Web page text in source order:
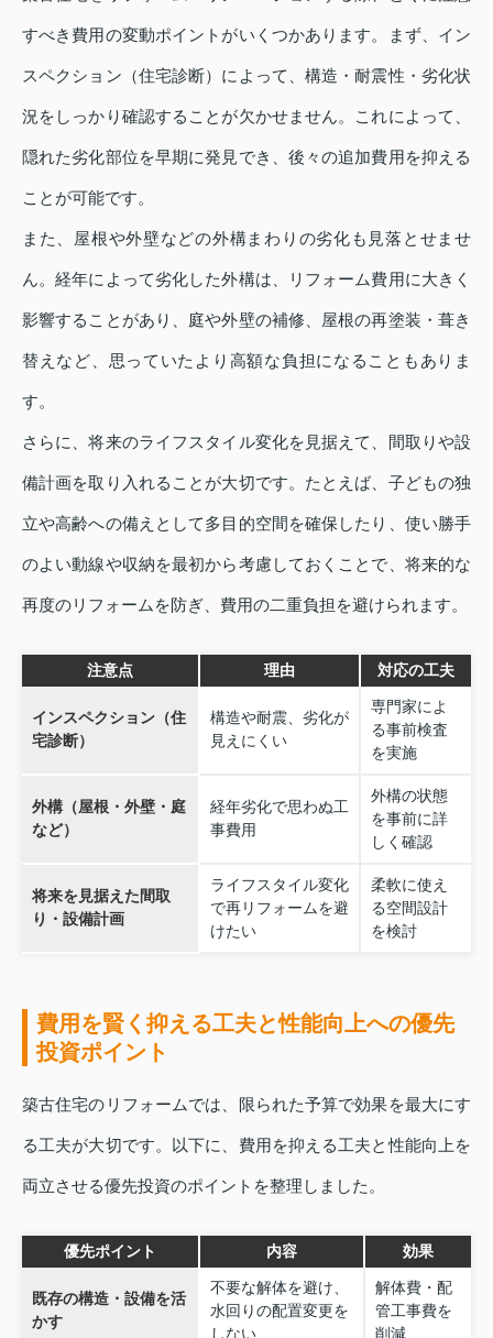
すべき費用の変動ポイントがいくつかあります。まず、イン
スペクション（住宅診断）によって、構造・耐震性・劣化状
況をしっかり確認することが欠かせません。これによって、
隠れた劣化部位を早期に発見でき、後々の追加費用を抑える
ことが可能です。
また、屋根や外壁などの外構まわりの劣化も見落とせませ
ん。経年によって劣化した外構は、リフォーム費用に大きく
影響することがあり、庭や外壁の補修、屋根の再塗装・葺き
替えなど、思っていたより高額な負担になることもありま
す。
さらに、将来のライフスタイル変化を見据えて、間取りや設
備計画を取り入れることが大切です。たとえば、子どもの独
立や高齢への備えとして多目的空間を確保したり、使い勝手
のよい動線や収納を最初から考慮しておくことで、将来的な
再度のリフォームを防ぎ、費用の二重負担を避けられます。
注意点 理由 対応の工夫
インスペクション（住
宅診断）
構造や耐震、劣化が
見えにくい
専門家によ
る事前検査
を実施
外構（屋根・外壁・庭
など）
経年劣化で思わぬ工
事費用
外構の状態
を事前に詳
しく確認
将来を見据えた間取
り・設備計画
ライフスタイル変化
で再リフォームを避
けたい
柔軟に使え
る空間設計
を検討
費用を賢く抑える工夫と性能向上への優先
投資ポイント
築古住宅のリフォームでは、限られた予算で効果を最大にす
る工夫が大切です。以下に、費用を抑える工夫と性能向上を
両立させる優先投資のポイントを整理しました。
優先ポイント 内容 効果
既存の構造・設備を活
かす
不要な解体を避け、
水回りの配置変更を
しない
解体費・配
管工事費を
削減